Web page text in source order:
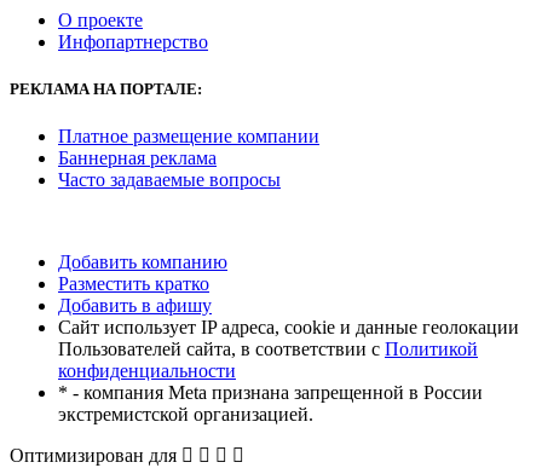
О проекте
Инфопартнерство
РЕКЛАМАНА ПОРТАЛЕ:
Платное размещение компании
Баннерная реклама
Часто задаваемые вопросы
Добавить компанию
Разместить кратко
Добавить в афишу
Сайт использует IP адреса, cookie и данные геолокации
Пользователей сайта, в соответствии с Политикой
конфиденциальности
* - компания Meta признана запрещенной в России
экстремистской организацией.
Оптимизирован для